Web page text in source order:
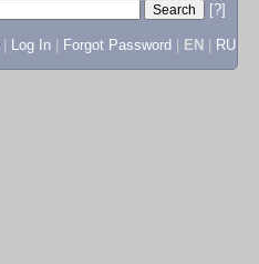
[?]
Log In Forgot Password EN RU